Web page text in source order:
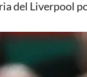
del Liverpool